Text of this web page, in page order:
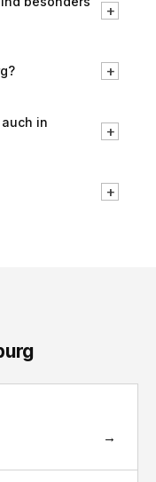
+
+
in
+
+
→